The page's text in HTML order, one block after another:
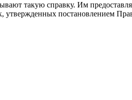
такую справку. Им
постановлением